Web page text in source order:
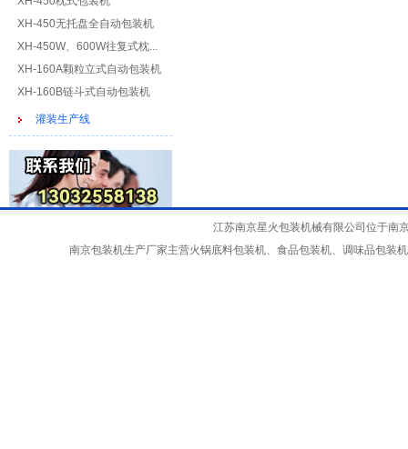
XH-450无托盘全自动包装机
XH-450W、600W往复式枕...
XH-160A颗粒立式自动包装机
XH-160B链斗式自动包装机
灌装生产线
江苏南京星火包装机械有限公司位于
南京包装机生产厂家主营火锅底料包装机、食品包装机、调味品包装